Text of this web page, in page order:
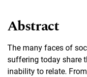
Abstract
The many faces of
suffering today share
inability to relate.